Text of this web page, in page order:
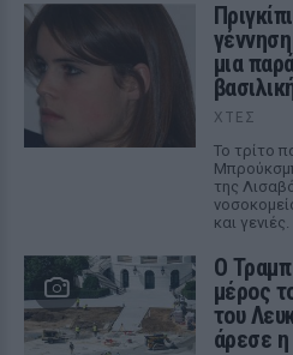
μια
ΧΤΕΣ
Το τρίτο
της
και γενιές.
Ο
μέρος
του
άρεσε η